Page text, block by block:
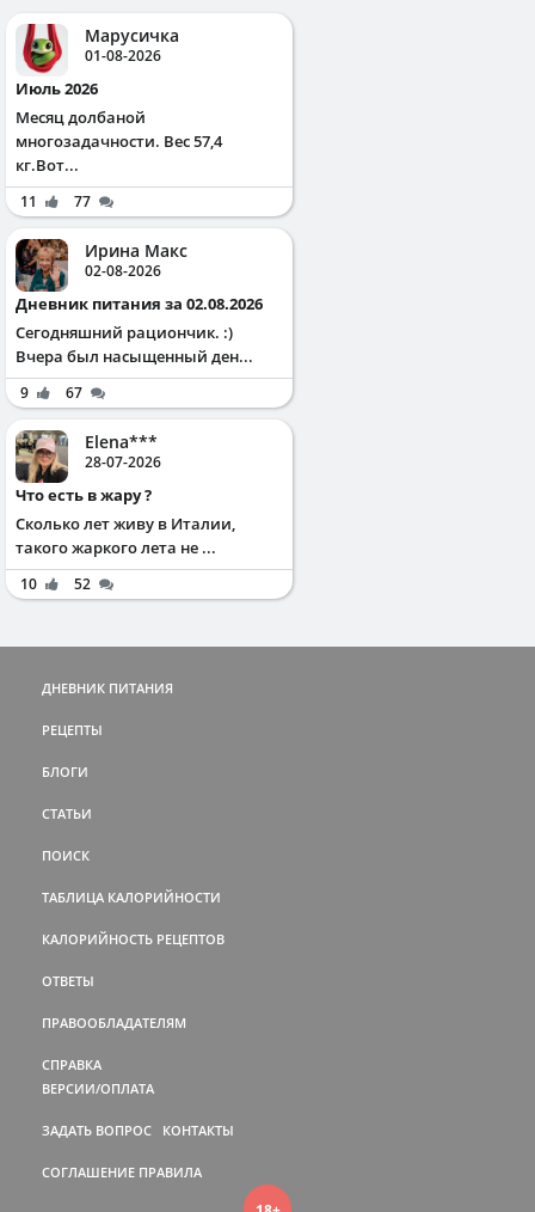
Марусичка
01-08-2026
Июль 2026
Месяц долбаной
многозадачности. Вес 57,4
кг.Вот...
11 77
Ирина Макс
02-08-2026
Дневник питания за 02.08.2026
Сегодняшний рациончик. :)
Вчера был насыщенный ден...
9 67
Elena***
28-07-2026
Что есть в жару ?
Сколько лет живу в Италии,
такого жаркого лета не ...
10 52
ДНЕВНИК ПИТАНИЯ
РЕЦЕПТЫ
БЛОГИ
СТАТЬИ
ПОИСК
ТАБЛИЦА КАЛОРИЙНОСТИ
КАЛОРИЙНОСТЬ РЕЦЕПТОВ
ОТВЕТЫ
ПРАВООБЛАДАТЕЛЯМ
СПРАВКА
ВЕРСИИ/ОПЛАТА
ЗАДАТЬ ВОПРОС КОНТАКТЫ
СОГЛАШЕНИЕ ПРАВИЛА